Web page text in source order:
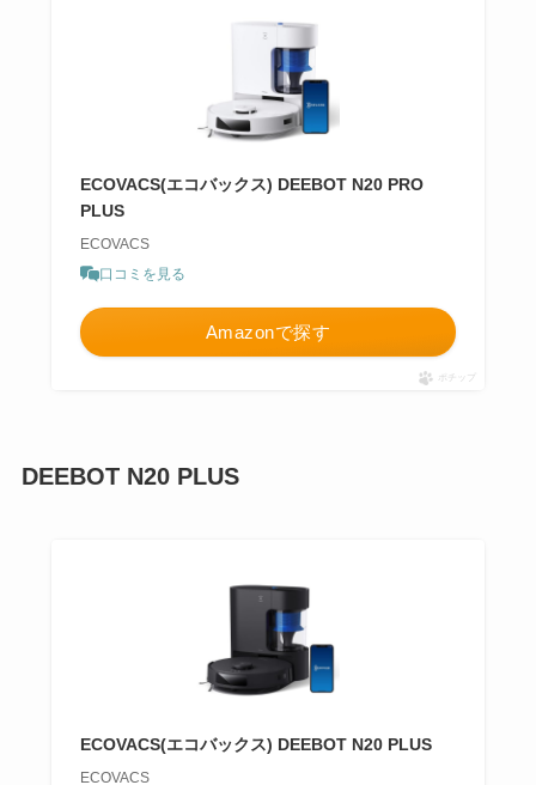
ECOVACS(エコバックス) DEEBOT N20 PRO
PLUS
ECOVACS
口コミを見る
Amazonで探す
ポチップ
DEEBOT N20 PLUS
ECOVACS(エコバックス) DEEBOT N20 PLUS
ECOVACS